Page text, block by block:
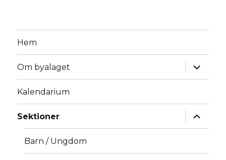
Hem
Om byalaget
Kalendarium
Sektioner
Barn / Ungdom